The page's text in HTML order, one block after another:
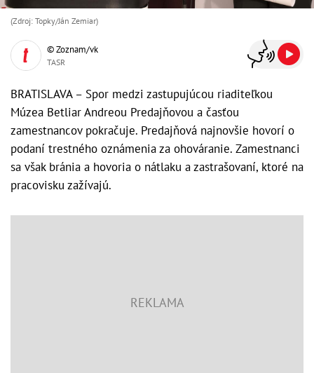
(Zdroj: Topky/Ján Zemiar)
© Zoznam/vk
TASR
BRATISLAVA – Spor medzi zastupujúcou riaditeľkou
Múzea Betliar Andreou Predajňovou a časťou
zamestnancov pokračuje. Predajňová najnovšie hovorí o
podaní trestného oznámenia za ohováranie. Zamestnanci
sa však bránia a hovoria o nátlaku a zastrašovaní, ktoré na
pracovisku zažívajú.